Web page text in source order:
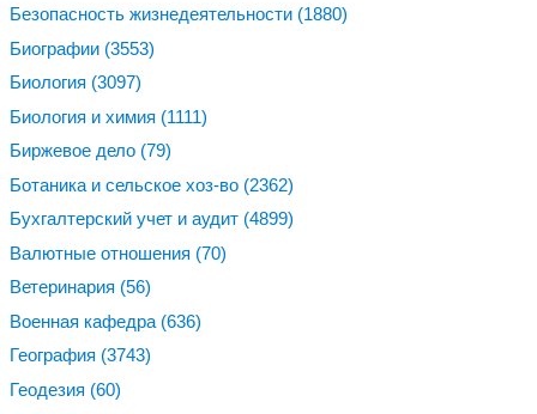
Безопасность жизнедеятельности (1880)
Биографии (3553)
Биология (3097)
Биология и химия (1111)
Биржевое дело (79)
Ботаника и сельское хоз-во (2362)
Бухгалтерский учет и аудит (4899)
Валютные отношения (70)
Ветеринария (56)
Военная кафедра (636)
География (3743)
Геодезия (60)